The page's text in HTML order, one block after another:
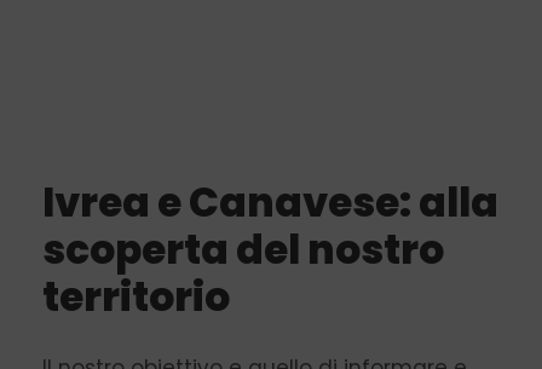
Ivrea e Canavese: alla
scoperta del nostro
territorio